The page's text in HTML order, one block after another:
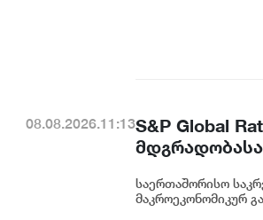
08.08.2026.11:13S&P Global
საერთაშორისო
მაკროეკონომიკურ